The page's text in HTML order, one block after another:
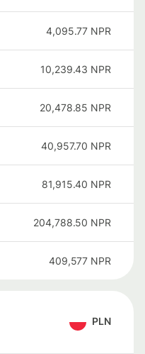
4,095.77 NPR
10,239.43 NPR
20,478.85 NPR
40,957.70 NPR
81,915.40 NPR
204,788.50 NPR
409,577 NPR
PLN